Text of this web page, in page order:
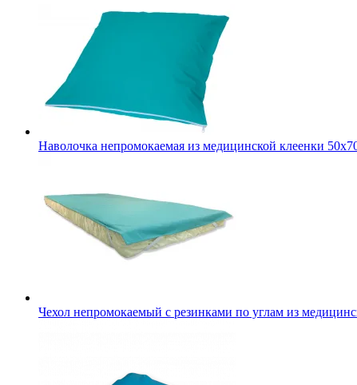
Наволочка непромокаемая из медицинской клеенки
Чехол непромокаемый с резинками по углам из